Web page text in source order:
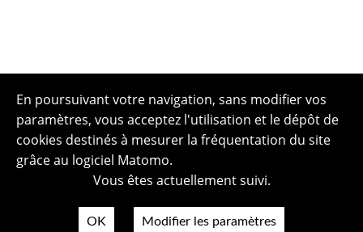
En poursuivant votre navigation, sans modifier vos
paramètres, vous acceptez l'utilisation et le dépôt de
cookies destinés à mesurer la fréquentation du site
grâce au logiciel Matomo.
Vous êtes actuellement suivi.
OK Modifier les paramètres